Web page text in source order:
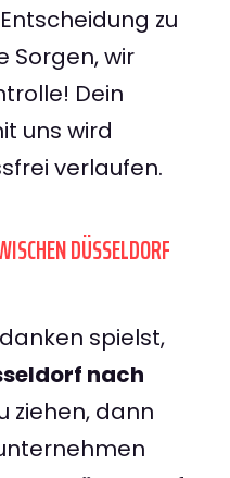
zu
Sorgen, wir
Dein
uns wird
verlaufen.
DÜSSELDORF
spielst,
nach
ziehen, dann